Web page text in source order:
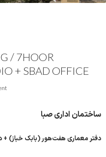
/ 7HOOR
+ SBAD OFFICE
ساختمان اداری صبا
دفتر معماری هفت‌هور (بابک خباز) +